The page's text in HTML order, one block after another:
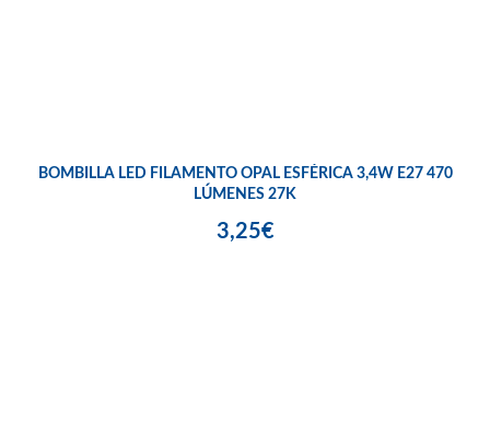
BOMBILLA LED FILAMENTO OPAL ESFÉRICA 3,4W E27 470
LÚMENES 27K
3,25€